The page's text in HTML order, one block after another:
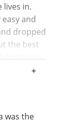
lives in.
and
dropped
the best
getting to
best, and
+
was the